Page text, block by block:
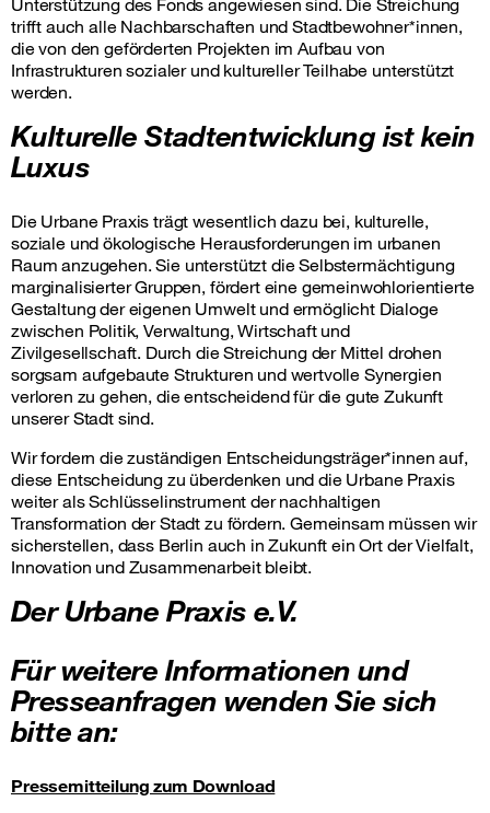
trifft auch alle Nachbarschaften und Stadtbewohner*innen,
die von den geförderten Projekten im Aufbau von
Infrastrukturen sozialer und kultureller Teilhabe unterstützt
werden.
Kulturelle Stadtentwicklung ist kein
Luxus
Die Urbane Praxis trägt wesentlich dazu bei, kulturelle,
soziale und ökologische Herausforderungen im urbanen
Raum anzugehen. Sie unterstützt die Selbstermächtigung
marginalisierter Gruppen, fördert eine gemeinwohlorientierte
Gestaltung der eigenen Umwelt und ermöglicht Dialoge
zwischen Politik, Verwaltung, Wirtschaft und
Zivilgesellschaft. Durch die Streichung der Mittel drohen
sorgsam aufgebaute Strukturen und wertvolle Synergien
verloren zu gehen, die entscheidend für die gute Zukunft
unserer Stadt sind.
Wir fordern die zuständigen Entscheidungsträger*innen auf,
diese Entscheidung zu überdenken und die Urbane Praxis
weiter als Schlüsselinstrument der nachhaltigen
Transformation der Stadt zu fördern. Gemeinsam müssen wir
sicherstellen, dass Berlin auch in Zukunft ein Ort der Vielfalt,
Innovation und Zusammenarbeit bleibt.
Der Urbane Praxis e.V.
Für weitere Informationen und
Presseanfragen wenden Sie sich
bitte an:
Pressemitteilung zum Download